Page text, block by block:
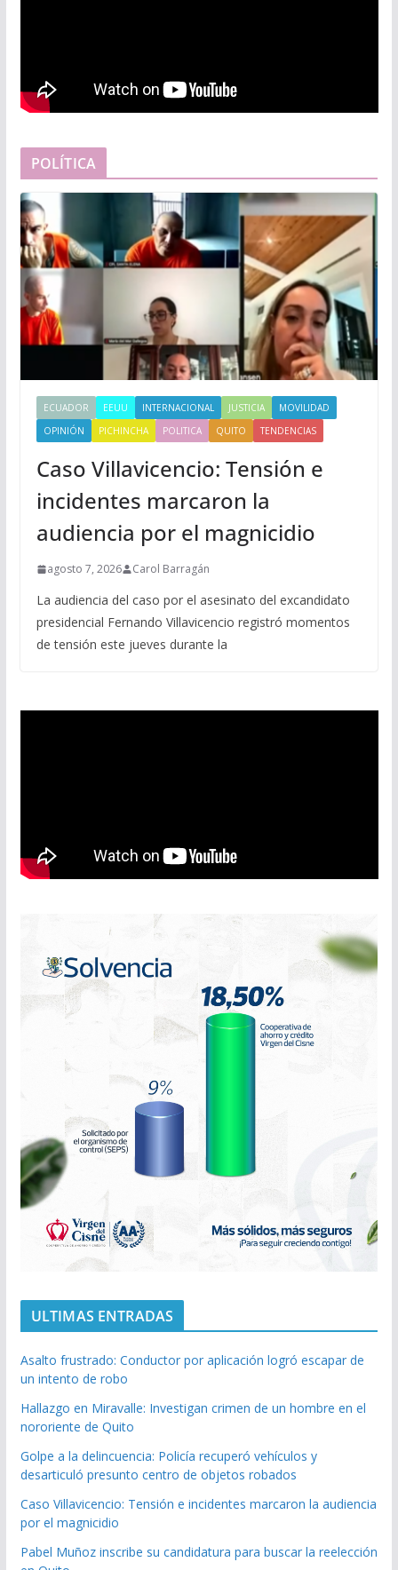
POLÍTICA
ECUADOR EEUU INTERNACIONAL JUSTICIA
MOVILIDAD
OPINIÓN
PICHINCHA POLITICA QUITO TENDENCIAS
Caso Villavicencio: Tensión e
incidentes marcaron la
audiencia por el magnicidio
agosto 7, 2026 Carol Barragán
La audiencia del caso por el asesinato del excandidato
presidencial Fernando Villavicencio registró momentos
de tensión este jueves durante la
ULTIMAS ENTRADAS
Asalto frustrado: Conductor por aplicación logró escapar de
un intento de robo
Hallazgo en Miravalle: Investigan crimen de un hombre en el
nororiente de Quito
Golpe a la delincuencia: Policía recuperó vehículos y
desarticuló presunto centro de objetos robados
Caso Villavicencio: Tensión e incidentes marcaron la audiencia
por el magnicidio
Pabel Muñoz inscribe su candidatura para buscar la reelección